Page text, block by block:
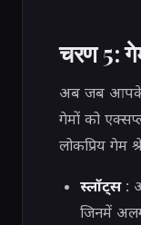
चरण 5:
अब जब आपके
गेमों को
लोकप्रिय गेम
स्लॉट्स:
जिनमें